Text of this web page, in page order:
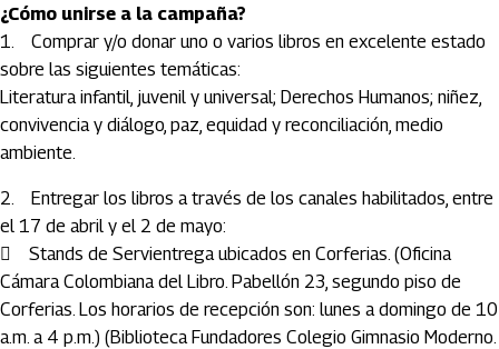
¿Cómo unirse a la campaña?
1. Comprar y/o donar uno o varios libros en excelente estado
sobre las siguientes temáticas:
Literatura infantil, juvenil y universal; Derechos Humanos; niñez,
convivencia y diálogo, paz, equidad y reconciliación, medio
ambiente.
2. Entregar los libros a través de los canales habilitados, entre
el 17 de abril y el 2 de mayo:
 Stands de Servientrega ubicados en Corferias. (Oficina
Cámara Colombiana del Libro. Pabellón 23, segundo piso de
Corferias. Los horarios de recepción son: lunes a domingo de 10
a.m. a 4 p.m.) (Biblioteca Fundadores Colegio Gimnasio Moderno.